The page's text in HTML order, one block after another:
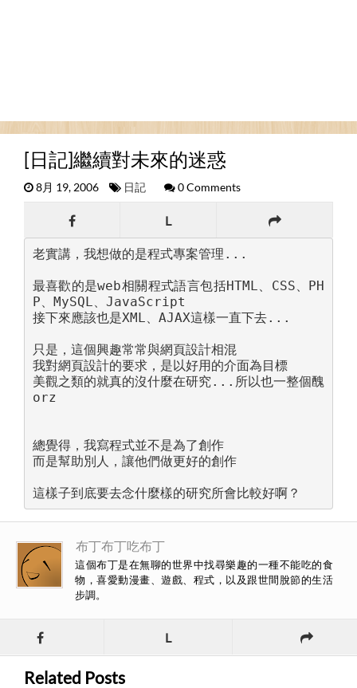
[日記]繼續對未來的迷惑
8月 19, 2006 日記 0 Comments
L
老實講，我想做的是程式專案管理...
最喜歡的是web相關程式語言包括HTML、CSS、PH
P、MySQL、JavaScript
接下來應該也是XML、AJAX這樣一直下去...
只是，這個興趣常常與網頁設計相混
我對網頁設計的要求，是以好用的介面為目標
美觀之類的就真的沒什麼在研究...所以也一整個醜
orz
總覺得，我寫程式並不是為了創作
而是幫助別人，讓他們做更好的創作
這樣子到底要去念什麼樣的研究所會比較好啊？
布丁布丁吃布丁
這個布丁是在無聊的世界中找尋樂趣的一種不能吃的食
物，喜愛動漫畫、遊戲、程式，以及跟世間脫節的生活
步調。
L
Related Posts